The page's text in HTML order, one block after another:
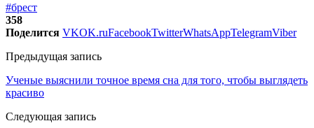
#брест
358
Поделится VKOK.ruFacebookTwitterWhatsAppTelegramViber
Предыдущая запись
Ученые выяснили точное время сна для того, чтобы выглядеть
красиво
Следующая запись